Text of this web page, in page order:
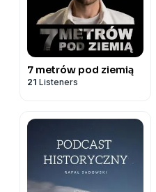
7 metrów pod ziemią
21 Listeners